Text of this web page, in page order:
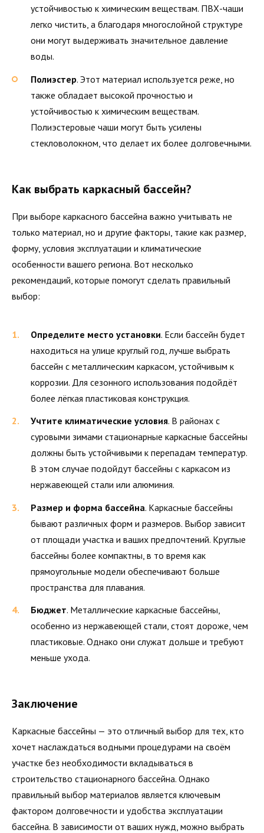
устойчивостью к химическим веществам. ПВХ-чаши
легко чистить, а благодаря многослойной структуре
они могут выдерживать значительное давление
воды.
Полиэстер. Этот материал используется реже, но
также обладает высокой прочностью и
устойчивостью к химическим веществам.
Полиэстеровые чаши могут быть усилены
стекловолокном, что делает их более долговечными.
Как выбрать каркасный бассейн?
При выборе каркасного бассейна важно учитывать не
только материал, но и другие факторы, такие как размер,
форму, условия эксплуатации и климатические
особенности вашего региона. Вот несколько
рекомендаций, которые помогут сделать правильный
выбор:
Определите место установки. Если бассейн будет
находиться на улице круглый год, лучше выбрать
бассейн с металлическим каркасом, устойчивым к
коррозии. Для сезонного использования подойдёт
более лёгкая пластиковая конструкция.
Учтите климатические условия. В районах с
суровыми зимами стационарные каркасные бассейны
должны быть устойчивыми к перепадам температур.
В этом случае подойдут бассейны с каркасом из
нержавеющей стали или алюминия.
Размер и форма бассейна. Каркасные бассейны
бывают различных форм и размеров. Выбор зависит
от площади участка и ваших предпочтений. Круглые
бассейны более компактны, в то время как
прямоугольные модели обеспечивают больше
пространства для плавания.
Бюджет. Металлические каркасные бассейны,
особенно из нержавеющей стали, стоят дороже, чем
пластиковые. Однако они служат дольше и требуют
меньше ухода.
Заключение
Каркасные бассейны — это отличный выбор для тех, кто
хочет наслаждаться водными процедурами на своём
участке без необходимости вкладываться в
строительство стационарного бассейна. Однако
правильный выбор материалов является ключевым
фактором долговечности и удобства эксплуатации
бассейна. В зависимости от ваших нужд, можно выбрать